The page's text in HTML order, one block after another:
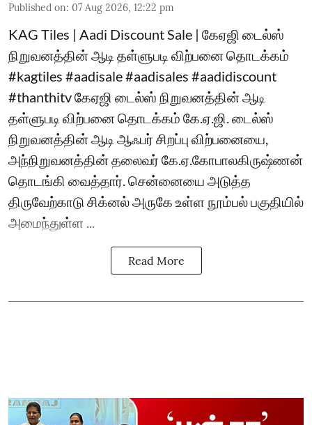
Published on: 07 Aug 2026, 12:22 pm
KAG Tiles | Aadi Discount Sale | கேஏஜி டைல்ஸ்
நிறுவனத்தின் ஆடி தள்ளுபடி விற்பனை தொடக்கம்
#kagtiles #aadisale #aadisales #aadidiscount
#thanthitv கேஏஜி டைல்ஸ் நிறுவனத்தின் ஆடி
தள்ளுபடி விற்பனை தொடக்கம் கே.ஏ.ஜி. டைல்ஸ்
நிறுவனத்தின் ஆடி ஆஃபர் சிறப்பு விற்பனையை,
அந்நிறுவனத்தின் தலைவர் கே.ஏ.கோபாலகிருஷ்ணன்
தொடங்கி வைத்தார். சென்னையை அடுத்த
திருவேற்காடு சிக்னல் அருகே உள்ள நூம்பல் பகுதியில்
அமைந்துள்ள ...
Read More